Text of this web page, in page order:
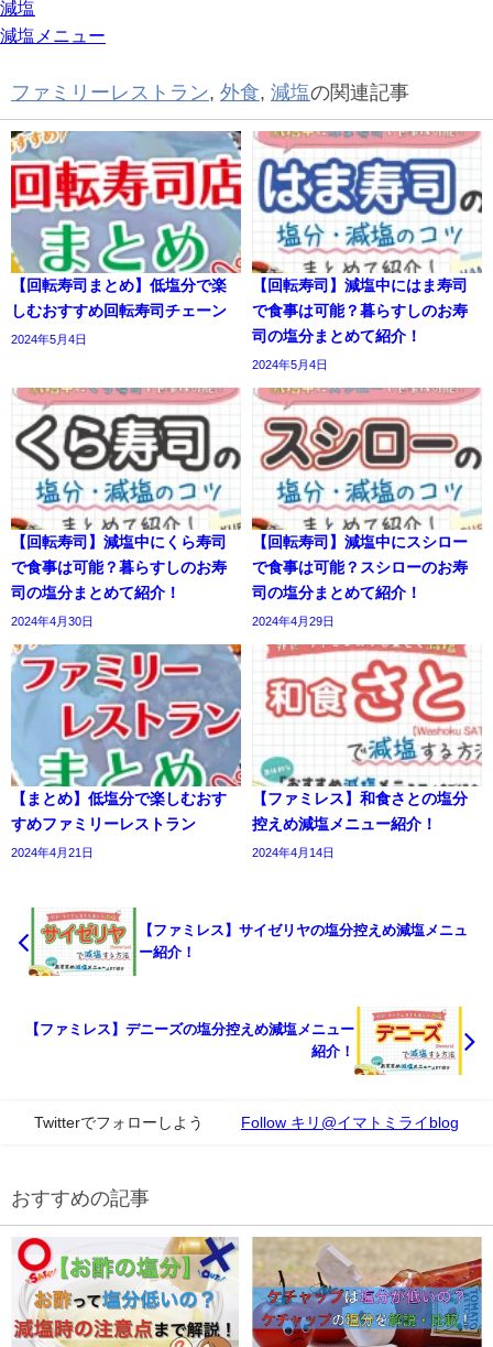
減塩
減塩メニュー
ファミリーレストラン, 外食, 減塩の関連記事
【回転寿司まとめ】低塩分で楽
しむおすすめ回転寿司チェーン
2024年5月4日
【回転寿司】減塩中にはま寿司
で食事は可能？暮らすしのお寿
司の塩分まとめて紹介！
2024年5月4日
【回転寿司】減塩中にくら寿司
で食事は可能？暮らすしのお寿
司の塩分まとめて紹介！
2024年4月30日
【回転寿司】減塩中にスシロー
で食事は可能？スシローのお寿
司の塩分まとめて紹介！
2024年4月29日
【まとめ】低塩分で楽しむおす
すめファミリーレストラン
2024年4月21日
【ファミレス】和食さとの塩分
控えめ減塩メニュー紹介！
2024年4月14日
【ファミレス】サイゼリヤの塩分控えめ減塩メニュ
ー紹介！
【ファミレス】デニーズの塩分控えめ減塩メニュー
紹介！
Twitterでフォローしよう Follow キリ@イマトミライblog
おすすめの記事